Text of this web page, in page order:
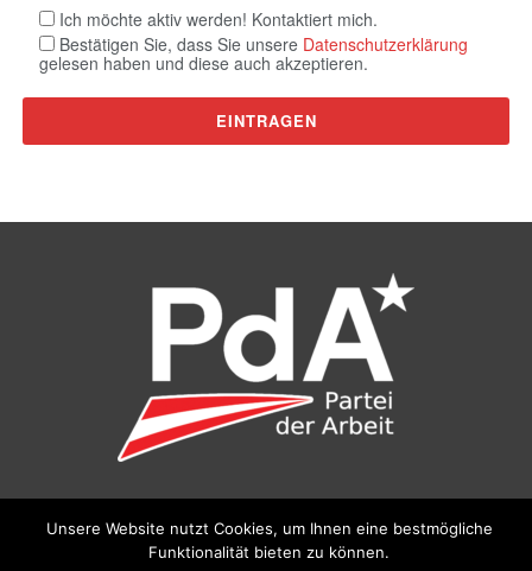
Ich möchte aktiv werden! Kontaktiert mich.
Bestätigen Sie, dass Sie unsere Datenschutzerklärung
gelesen haben und diese auch akzeptieren.
Wien, E‑Mail:pda@parteiderarbeit.at |Impressum|
Datenschutzerklärung
Unsere Website nutzt Cookies, um Ihnen eine bestmögliche
Funktionalität bieten zu können.